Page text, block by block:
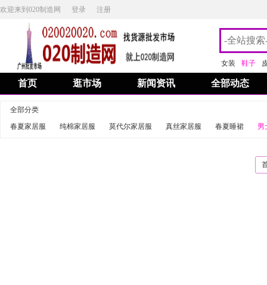
欢迎来到020制造网 登录 注册
女装 鞋子
首页 逛市场 新闻资讯 全部动态
全部分类
春夏家居服
纯棉家居服 莫代尔家居服 真丝家居服 春夏睡裙 男